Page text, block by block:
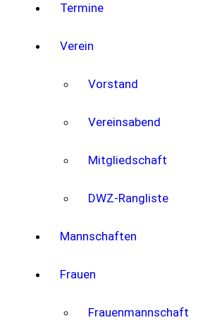
Termine
Verein
Vorstand
Vereinsabend
Mitgliedschaft
DWZ-Rangliste
Mannschaften
Frauen
Frauenmannschaft